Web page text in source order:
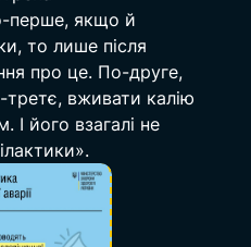
перше, якщо й
то лише після
про це. По-друге,
вживати калію
І його взагалі не